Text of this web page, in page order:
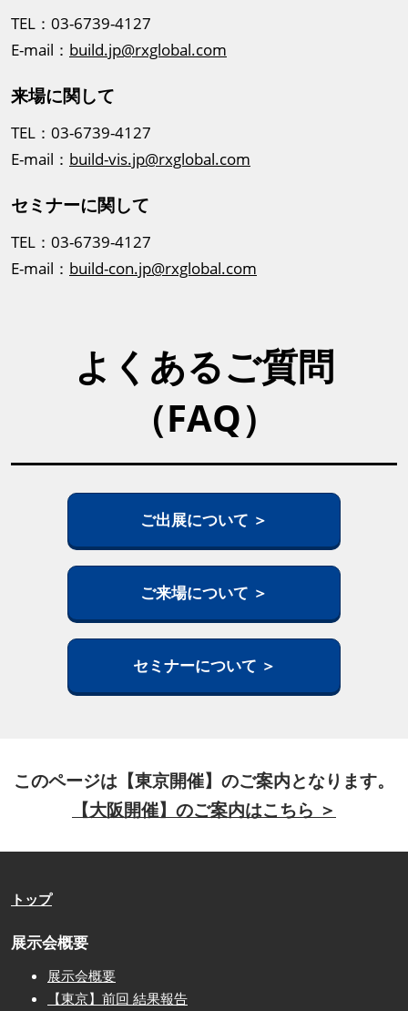
TEL：03-6739-4127
E-mail： build.jp@rxglobal.com
来場に関して
TEL：03-6739-4127
E-mail： build-vis.jp@rxglobal.com
セミナーに関して
TEL：03-6739-4127
E-mail： build-con.jp@rxglobal.com
よくあるご質問
（FAQ）
ご出展について ＞
ご来場について ＞
セミナーについて ＞
このページは【東京開催】のご案内となります。
【大阪開催】のご案内はこちら ＞
トップ
展示会概要
展示会概要
【東京】前回 結果報告